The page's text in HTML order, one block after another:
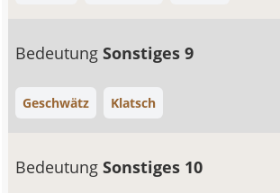
BedeutungSonstiges 9
Geschwätz Klatsch
BedeutungSonstiges 10